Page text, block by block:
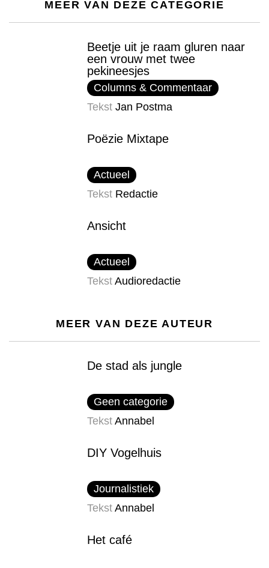
MEER VAN DEZE CATEGORIE
Beetje uit je raam gluren naar
een vrouw met twee
pekineesjes
Columns & Commentaar
Tekst Jan Postma
Poëzie Mixtape
Actueel
Tekst Redactie
Ansicht
Actueel
Tekst Audioredactie
MEER VAN DEZE AUTEUR
De stad als jungle
Geen categorie
Tekst Annabel
DIY Vogelhuis
Journalistiek
Tekst Annabel
Het café